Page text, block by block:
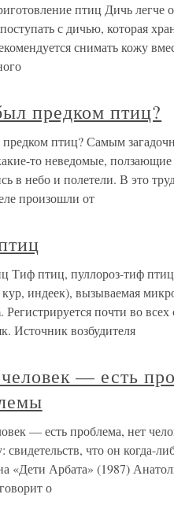
птиц Дичь легче
с дичью, которая
снимать кожу
предком птиц?
птиц? Самым
то неведомые,
в небо и полетели. В это
произошли от
Тиф птиц, пуллороз-тиф
индеек), вызываемая
Регистрируется почти во
Источник возбудителя
— есть
— есть проблема, нет
свидетельств, что он когда-
«Дети Арбата» (1987)
о